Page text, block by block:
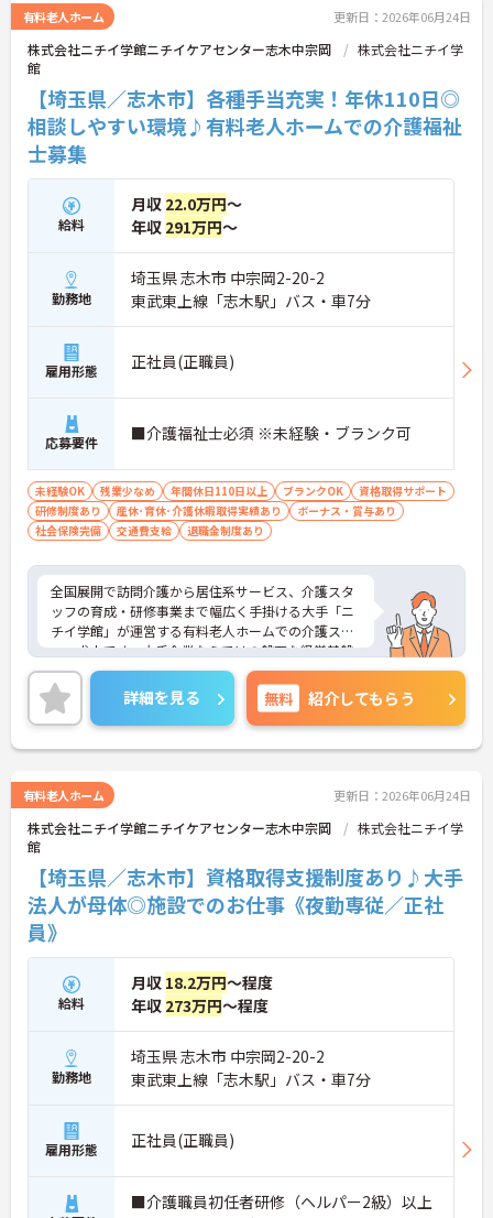
有料老人ホーム 更新日：2026年06月24日
株式会社ニチイ学館ニチイケアセンター志木中宗岡
株式会社ニチイ学
館
【埼玉県／志木市】各種手当充実！年休110日◎
相談しやすい環境♪有料老人ホームでの介護福祉
士募集
給料
月収 22.0万円～
年収 291万円～
勤務地
埼玉県 志木市 中宗岡2-20-2
東武東上線「志木駅」バス・車7分
雇用形態 正社員(正職員)
応募要件 ■介護福祉士必須 ※未経験・ブランク可
未経験OK 残業少なめ 年間休日110日以上 ブランクOK
資格取得サポート
研修制度あり
産休･育休･介護休暇取得実績あり
ボーナス・賞与あり
社会保険完備
交通費支給 退職金制度あり
全国展開で訪問介護から居住系サービス、介護スタ
ッフの育成・研修事業まで幅広く手掛ける大手「ニ
チイ学館」が運営する有料老人ホームでの介護スタ
ッフ求人です。大手企業ならではの盤石な経営基盤
と充実したコンプライアンス体制があり、未経験や
ブランクのある方でも基礎からしっかり学べる研修
制度やOJTが整っているため、20代や30代の方が着
実にキャリアアップを目指せる環境が大きな魅力で
す。資格手当や勤続年数に応じた手当、10歳から18
テージの変化に合わせて収入面を支える福利厚生が
網羅されている点も強みです。20代の若手から60代
のシニア世代まで幅広い年代が活躍しており、成長
い40代・50代の方まで、誰もが安心して自分らしく
活躍できるおすすめの求人です。
＜幅広い世代が助け合う、あたたかい人間関係＞20
代の若手スタッフから、30～50代の中堅・主婦
（夫）層、そして60代のシニア世代まで、幅広い年
代のスタッフが和気あいあいと活躍しています。
「人が好き」という思いを持った、仲間思いのスタ
ッフばかりです。仕事の悩みや困りごとも気軽に相
談しやすく、フロア全体でしっかり情報を共有して
助け合う風土が根付いているので、一人で抱え込む
ことなく安心して働けます。
＜未経験・ブランクからでも着実にプロへ成長＞介
護のお仕事が初めての方や、お仕事から離れていた
ブランクのある方でも大歓迎の職場です。入社後
す。さらに、介護技術や保険制度について学べる研
詳細を見る 無料 紹介してもらう
有料老人ホーム 更新日：2026年06月24日
株式会社ニチイ学館ニチイケアセンター志木中宗岡
株式会社ニチイ学
館
【埼玉県／志木市】資格取得支援制度あり♪大手
法人が母体◎施設でのお仕事《夜勤専従／正社
員》
給料
月収 18.2万円～程度
年収 273万円～程度
勤務地
埼玉県 志木市 中宗岡2-20-2
東武東上線「志木駅」バス・車7分
雇用形態 正社員(正職員)
■介護職員初任者研修（ヘルパー2級）以上